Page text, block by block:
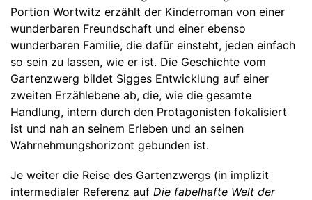
Portion Wortwitz erzählt der Kinderroman von einer
wunderbaren Freundschaft und einer ebenso
wunderbaren Familie, die dafür einsteht, jeden einfach
so sein zu lassen, wie er ist. Die Geschichte vom
Gartenzwerg bildet Sigges Entwicklung auf einer
zweiten Erzählebene ab, die, wie die gesamte
Handlung, intern durch den Protagonisten fokalisiert
ist und nah an seinem Erleben und an seinen
Wahrnehmungshorizont gebunden ist.
Je weiter die Reise des Gartenzwergs (in implizit
intermedialer Referenz auf Die fabelhafte Welt der